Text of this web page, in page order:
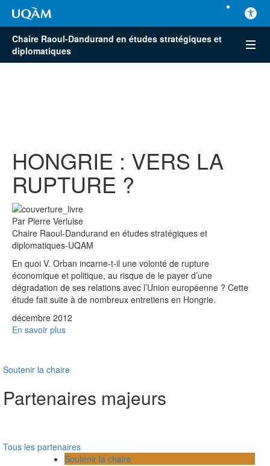
Chaire Raoul-Dandurand en études stratégiques et
diplomatiques
HONGRIE : VERS LA
RUPTURE ?
Par Pierre Verluise
Chaire Raoul-Dandurand en études stratégiques et
diplomatiques-UQAM
En quoi V. Orban incarne-t-il une volonté de rupture
économique et politique, au risque de le payer d’une
dégradation de ses relations avec l’Union européenne ? Cette
étude fait suite à de nombreux entretiens en Hongrie.
décembre 2012
En savoir plus
Soutenir la chaire
Partenaires majeurs
Tous les partenaires
Soutenir la chaire